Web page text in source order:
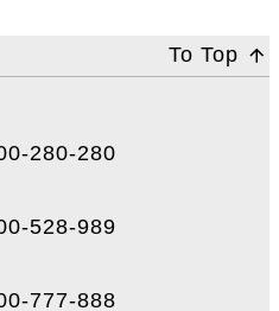
To Top
280-280
528-989
777-888